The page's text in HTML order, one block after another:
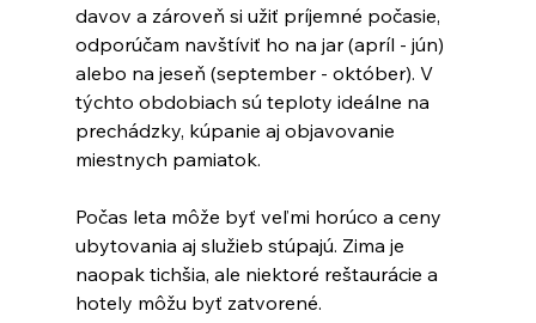
davov a zároveň si užiť príjemné počasie,
odporúčam navštíviť ho na jar (apríl - jún)
alebo na jeseň (september - október). V
týchto obdobiach sú teploty ideálne na
prechádzky, kúpanie aj objavovanie
miestnych pamiatok.
Počas leta môže byť veľmi horúco a ceny
ubytovania aj služieb stúpajú. Zima je
naopak tichšia, ale niektoré reštaurácie a
hotely môžu byť zatvorené.